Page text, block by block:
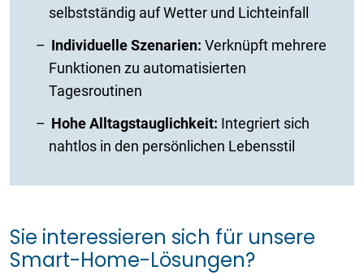
selbstständig auf Wetter und Lichteinfall
Individuelle Szenarien: Verknüpft mehrere
Funktionen zu automatisierten
Tagesroutinen
Hohe Alltagstauglichkeit: Integriert sich
nahtlos in den persönlichen Lebensstil
Sie interessieren sich für unsere
Smart-Home-Lösungen?